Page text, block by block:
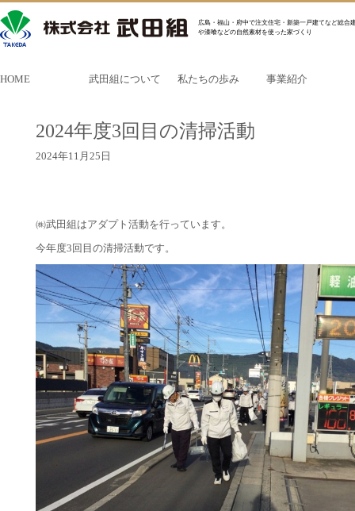
広島・福山・府中で注文住宅・新築一戸建てなど総合
や漆喰などの自然素材を使った家づくり
HOME 武田組について 私たちの歩み 事業紹介
2024年度3回目の清掃活動
2024年11月25日
㈱武田組はアダプト活動を行っています。
今年度3回目の清掃活動です。